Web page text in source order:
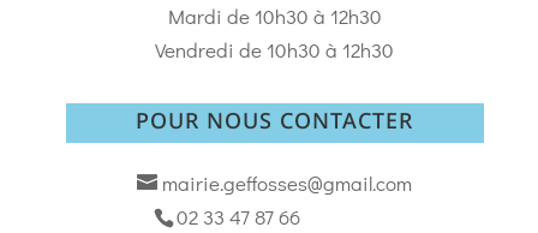
Mardi de 10h30 à 12h30
Vendredi de 10h30 à 12h30
POUR NOUS CONTACTER
mairie.geffosses@gmail.com
02 33 47 87 66